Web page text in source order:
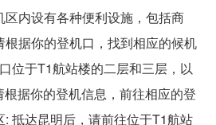
区内设有各种便利设施，包括商
根据你的登机口，找到相应的候机
位于T1航站楼的二层和三层，以
据你的登机信息，前往相应的登
抵达昆明后，请前往位于T1航站